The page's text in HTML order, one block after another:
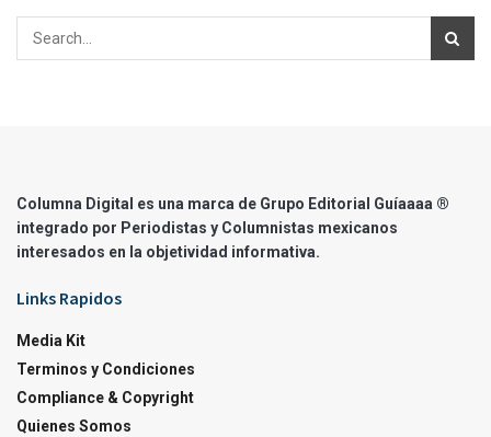
Columna Digital es una marca de Grupo Editorial Guíaaaa ®
integrado por Periodistas y Columnistas mexicanos
interesados en la objetividad informativa.
Links Rapidos
Media Kit
Terminos y Condiciones
Compliance & Copyright
Quienes Somos